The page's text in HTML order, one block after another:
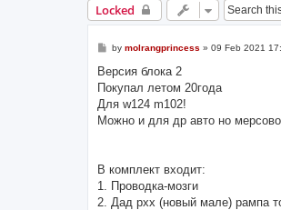
Locked
P
s
by molrangprincess » 09 Feb 2021
Версия блока 2
Покупал летом 20года
Для w124 m102!
Можно и для др авто но
В комплект входит:
1. Проводка-мозги
2. Дад рхх (новый мале) рампа